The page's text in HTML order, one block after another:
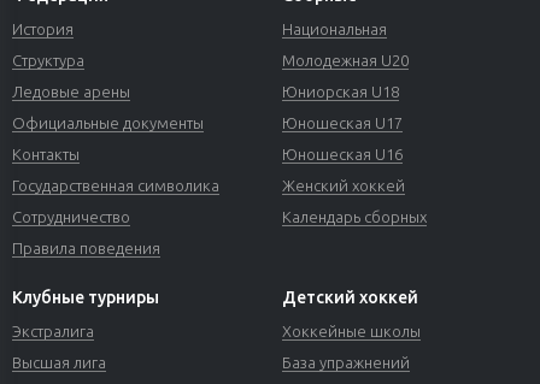
История
Структура
Ледовые арены
Официальные документы
Контакты
Государственная символика
Сотрудничество
Правила поведения
Национальная
Молодежная U20
Юниорская U18
Юношеская U17
Юношеская U16
Женский хоккей
Календарь сборных
Клубные турниры
Экстралига
Высшая лига
Детский хоккей
Хоккейные школы
База упражнений